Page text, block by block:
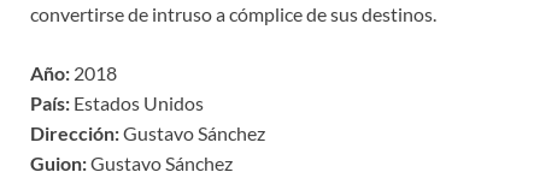
convertirse de intruso a cómplice de sus destinos.
Año: 2018
País: Estados Unidos
Dirección:Gustavo Sánchez
Guion:Gustavo Sánchez